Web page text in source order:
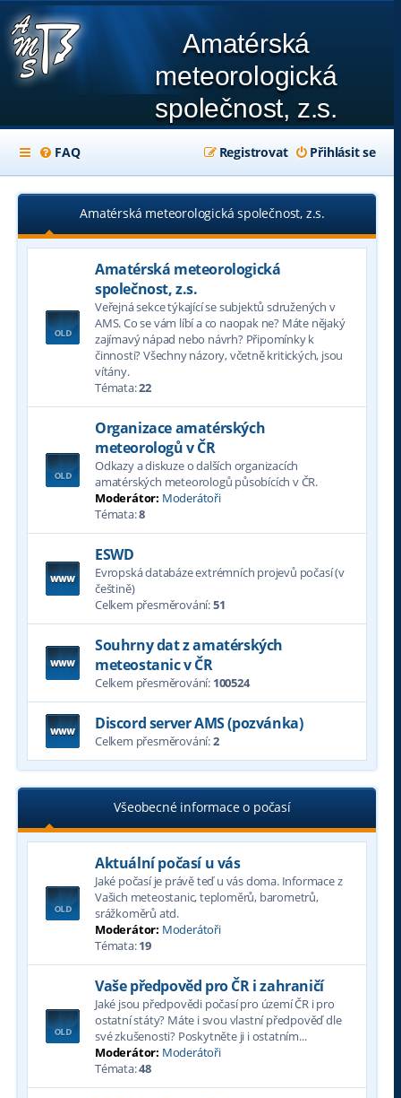
Amatérská
meteorologická
společnost, z.s.
FAQ Přihlásit se
Registrovat
Amatérská meteorologická společnost, z.s.
Amatérská meteorologická
společnost, z.s.
Veřejná sekce týkající se subjektů sdružených v
AMS. Co se vám líbí a co naopak ne? Máte nějaký
zajímavý nápad nebo návrh? Připomínky k
činnosti? Všechny názory, včetně kritických, jsou
vítány.
Témata:22
Organizace amatérských
meteorologů v ČR
Odkazy a diskuze o dalších organizacích
amatérských meteorologů působících v ČR.
Moderátor: Moderátoři
Témata:8
ESWD
Evropská databáze extrémních projevů počasí (v
češtině)
Celkem přesměrování:51
Souhrny dat z amatérských
meteostanic v ČR
Celkem přesměrování: 100524
Discord server AMS (pozvánka)
Celkem přesměrování:2
Všeobecné informace o počasí
Aktuální počasí u vás
Jaké počasí je právě teď u vás doma. Informace z
Vašich meteostanic, teploměrů, barometrů,
srážkoměrů atd.
Moderátor: Moderátoři
Témata:19
Vaše předpověd pro ČR i zahraničí
Jaké jsou předpovědi počasí pro území ČR i pro
ostatní státy? Máte i svou vlastní předpověď dle
své zkušenosti? Poskytněte ji i ostatním...
Moderátor: Moderátoři
Témata:48